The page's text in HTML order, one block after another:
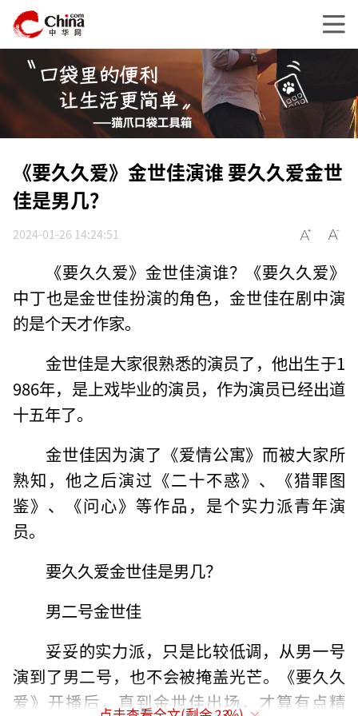
《要久久爱》金世佳演谁 要久久爱金世
佳是男几？
2024-01-26 14:24:51
《要久久爱》金世佳演谁？《要久久爱》
中丁也是金世佳扮演的角色，金世佳在剧中演
的是个天才作家。
金世佳是大家很熟悉的演员了，他出生于1
986年，是上戏毕业的演员，作为演员已经出道
十五年了。
金世佳因为演了《爱情公寓》而被大家所
熟知，他之后演过《二十不惑》、《猎罪图
鉴》、《问心》等作品，是个实力派青年演
员。
要久久爱金世佳是男几？
男二号金世佳
妥妥的实力派，只是比较低调，从男一号
演到了男二号，也不会被掩盖光芒。《要久久
爱》开播后，直到金世佳出场，才算有点精